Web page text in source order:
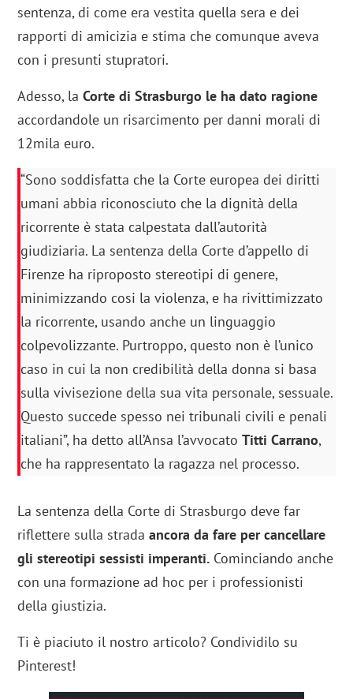
sentenza, di come era vestita quella sera e dei
rapporti di amicizia e stima che comunque aveva
con i presunti stupratori.
Adesso, laCorte di Strasburgo le ha dato ragione
accordandole un risarcimento per danni morali di
12mila euro.
“Sono soddisfatta che la Corte europea dei diritti
umani abbia riconosciuto che la dignità della
ricorrente è stata calpestata dall’autorità
giudiziaria. La sentenza della Corte d’appello di
Firenze ha riproposto stereotipi di genere,
minimizzando cosi la violenza, e ha rivittimizzato
la ricorrente, usando anche un linguaggio
colpevolizzante. Purtroppo, questo non è l’unico
caso in cui la non credibilità della donna si basa
sulla vivisezione della sua vita personale, sessuale.
Questo succede spesso nei tribunali civili e penali
italiani”, ha detto all’Ansa l’avvocatoTitti Carrano,
che ha rappresentato la ragazza nel processo.
La sentenza della Corte di Strasburgo deve far
riflettere sulla strada ancora da fare per cancellare
gli stereotipi sessisti imperanti. Cominciando anche
con una formazione ad hoc per i professionisti
della giustizia.
Ti è piaciuto il nostro articolo? Condividilo su
Pinterest!